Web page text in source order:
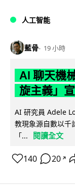
人工智能
藍骨 19 小時
AI 聊天機
旋主義」
AI 研究員 Adele
教現象源自數以千
「...
閱讀全文
140 20 ↗